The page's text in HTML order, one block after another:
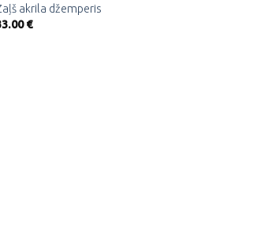
akrila džemperis
€